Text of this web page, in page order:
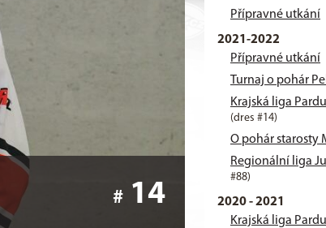
# 14
Přípravné utkání
2021-2022
Přípravné utkání
Turnaj o pohár
Krajská liga
(dres #14)
O pohár starosty
Regionální liga
#88)
2020 - 2021
Krajská liga